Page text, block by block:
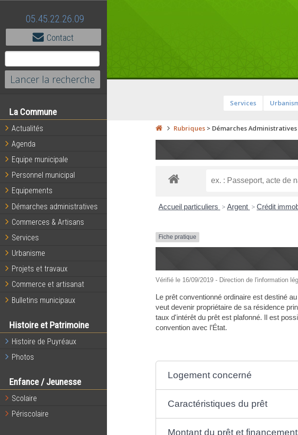
05.45.22.26.09
Contact
La Commune
Actualités
Agenda
Equipe municipale
Personnel municipal
Equipements
Démarches administratives
Commerces & Artisans
Services
Urbanisme
Projets et travaux
Commerce et artisanat
Bulletins municipaux
Histoire et Patrimoine
Histoire de Puyréaux
Photos
Enfance / Jeunesse
Scolaire
Périscolaire
Services
Rubriques> Démarches Administratives
Accueil particuliers > Argent > Crédit
Fiche pratique
Vérifié le 16/09/2019 - Direction de l'information
Le prêt conventionné ordinaire est destiné
veut devenir propriétaire de sa résidence
taux d'intérêt du prêt est plafonné. Il est
convention avec l’État.
Logement concerné
Caractéristiques du prêt
Montant du prêt et